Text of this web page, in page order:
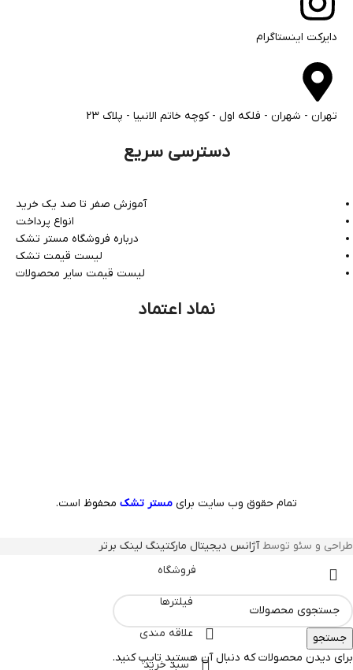
دایرکت اینستاگرام
تهران - شهران - فلکه اول - کوچه خاتم الانبیا - پلاک 23
دسترسی سریع
آموزش صفر تا صد یک خرید
انواع پرداخت
درباره فروشگاه مستر تشک
لیست قیمت تشک
لیست قیمت سایر محصولات
نماد اعتماد
تمام حقوق وب سایت برای مستر تشک محفوظ است.
طراحی و سئو توسطآژانس دیجیتال مارکتینگ لینک برتر
جستجو
برای دیدن محصولات که دنبال آن هستید تایپ کنید.
فروشگاه
فیلترها
علاقه مندی
سبد خرید